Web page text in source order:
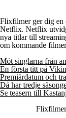
Flixfilmer ger dig en
Netflix. Netflix
nya titlar till
om kommande
Möt singlarna från
En första titt på
Premiärdatum och
Då har tredje
Se teasern till